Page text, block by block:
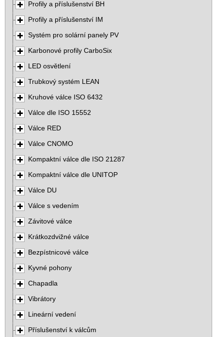
Profily a příslušenství BH
Profily a příslušenství IM
Systém pro solární panely PV
Karbonové profily CarboSix
LED osvětlení
Trubkový systém LEAN
Kruhové válce ISO 6432
Válce dle ISO 15552
Válce RED
Válce CNOMO
Kompaktní válce dle ISO 21287
Kompaktní válce dle UNITOP
Válce DU
Válce s vedením
Závitové válce
Krátkozdvižné válce
Bezpístnicové válce
Kyvné pohony
Chapadla
Vibrátory
Lineární vedení
Příslušenství k válcům